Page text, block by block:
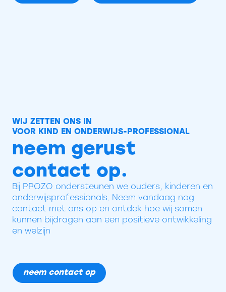
WIJ ZETTEN ONS IN
VOOR KIND EN ONDERWIJS-PROFESSIONAL
neem gerust
contact op.
Bij PPOZO ondersteunen we ouders, kinderen en
onderwijsprofessionals. Neem vandaag nog
contact met ons op en ontdek hoe wij samen
kunnen bijdragen aan een positieve ontwikkeling
en welzijn
neem contact op